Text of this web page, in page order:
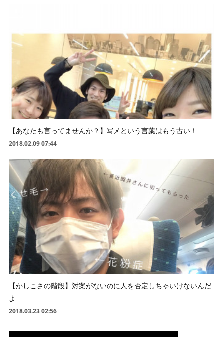
【あなたも言ってませんか？】写メという言葉はもう古い！
2018.02.09 07:44
【かしこさの階段】対案がないのに人を否定しちゃいけないんだ
よ
2018.03.23 02:56